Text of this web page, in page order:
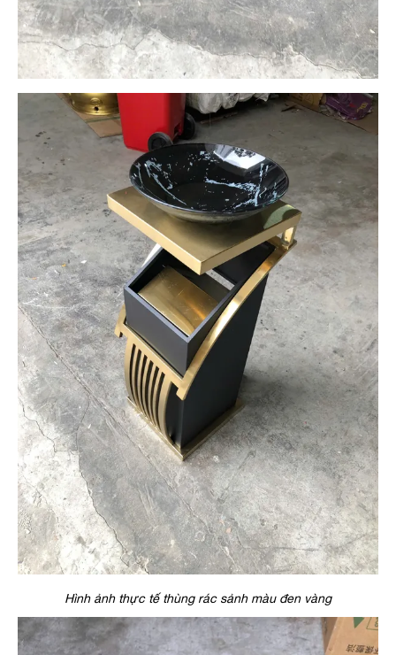
Hình ảnh thực tế thùng rác sảnh màu đen vàng